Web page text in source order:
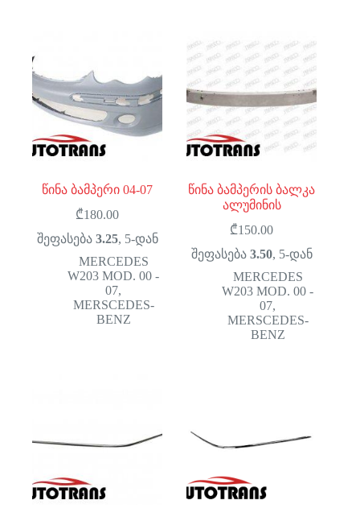
წინა ბამპერი 04-07
₾180.00
შეფასება 3.25, 5-დან
MERCEDES
W203 MOD. 00 -
07,
MERSCEDES-
BENZ
წინა ბამპერის ბალკა
ალუმინის
₾150.00
შეფასება 3.50, 5-დან
MERCEDES
W203 MOD. 00 -
07,
MERSCEDES-
BENZ